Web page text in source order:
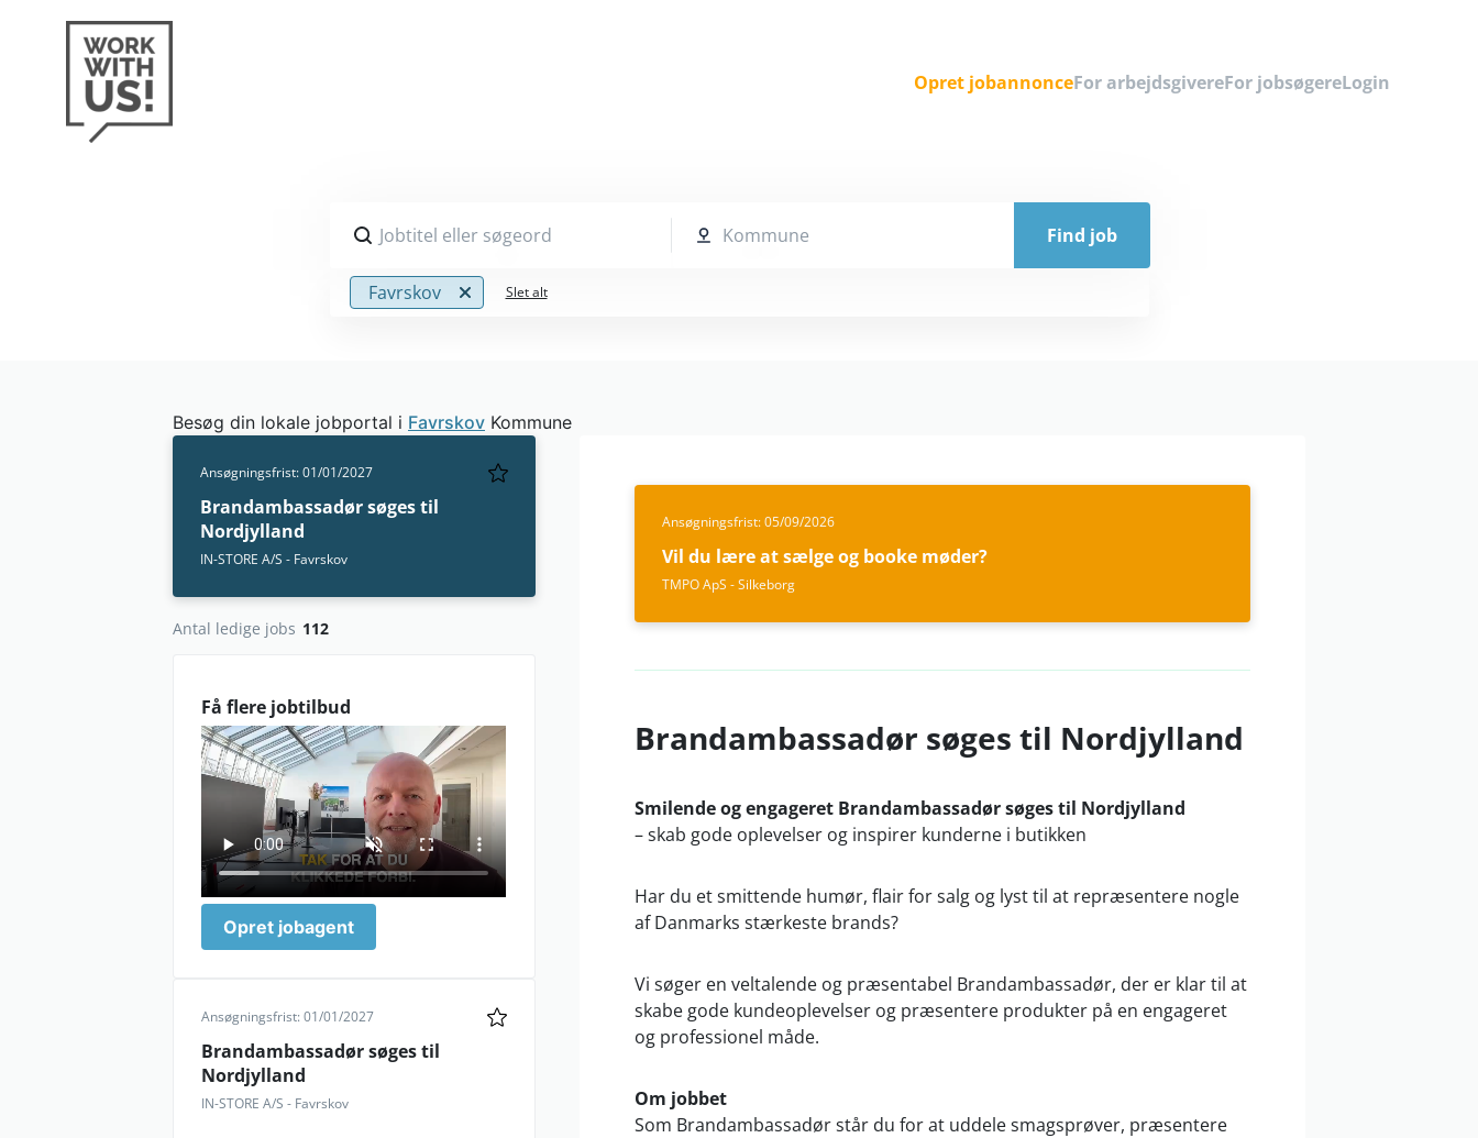
Opret jobannonceFor arbejdsgivereFor jobsøgereLogin
Jobtitel eller søgeord Kommune
Favrskov Slet alt
Besøg din lokale jobportal i Favrskov Kommune
Ansøgningsfrist: 01/01/2027
Brandambassadør søges til
Nordjylland
IN-STORE A/S - Favrskov
Antal ledige jobs 112
Få flere jobtilbud
lav_oploesning_0.mp4
Opret jobagent
Ansøgningsfrist: 01/01/2027
Brandambassadør søges til
Nordjylland
IN-STORE A/S - Favrskov
Ansøgningsfrist: 05/09/2026
Vil du lære at sælge og booke møder?
TMPO ApS - Silkeborg
Brandambassadør søges til Nordjylland
Smilende og engageret Brandambassadør søges til Nordjylland
– skab gode oplevelser og inspirer kunderne i butikken
Har du et smittende humør, flair for salg og lyst til at repræsentere nogle
af Danmarks stærkeste brands?
Vi søger en veltalende og præsentabel Brandambassadør, der er klar til at
skabe gode kundeoplevelser og præsentere produkter på en engageret
og professionel måde.
Om jobbet
Som Brandambassadør står du for at uddele smagsprøver, præsentere